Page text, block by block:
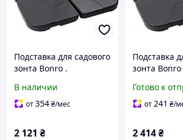
Подставка для садового
зонта Bonro .
В наличии
от354₴/мес
2 121 ₴
Подставка
зонта Bonro
Готово к
от 241 ₴/
2 414 ₴